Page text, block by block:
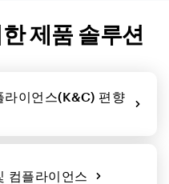
제품 솔루션
라이언스(K&C) 편향
컴플라이언스